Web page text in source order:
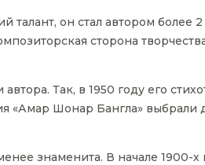
талант, он стал автором
сторона
Так, в 1950 году его
«Амар Шонар Бангла» выбрали
знаменита. В начале 1900-